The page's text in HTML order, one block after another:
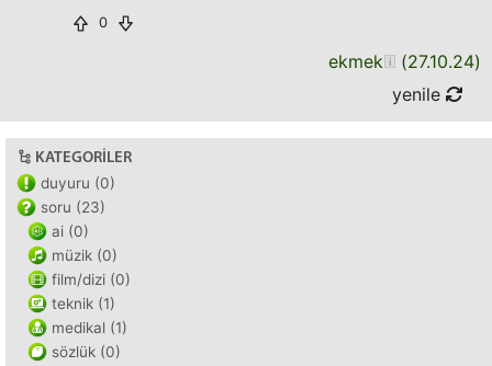
0
ekmek (27.10.24)
yenile
KATEGORILER
duyuru (0)
soru (23)
ai (0)
müzik (0)
film/dizi (0)
teknik (1)
medikal (1)
sözlük (0)